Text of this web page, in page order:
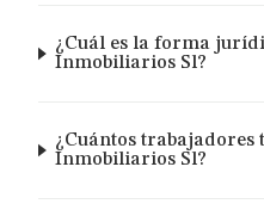
¿Cuál es la forma
Inmobiliarios Sl?
¿Cuántos trabajadores
Inmobiliarios Sl?